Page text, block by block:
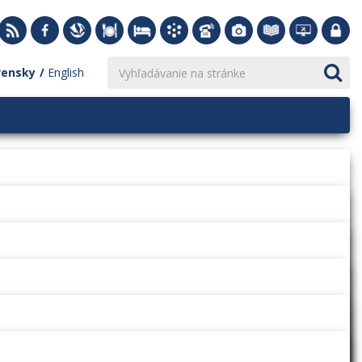
English